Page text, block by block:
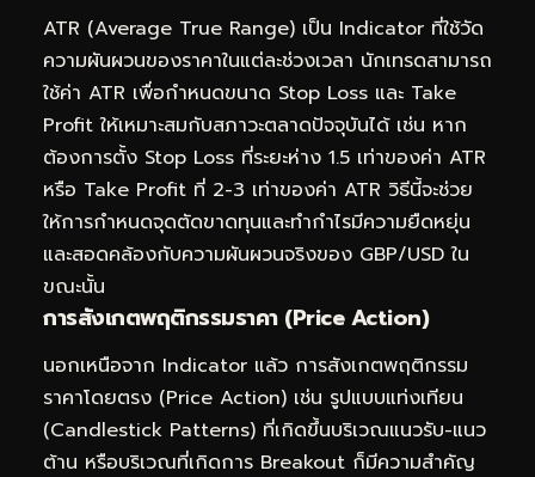
ATR (Average True Range) เป็น Indicator ที่ใช้วัด
ความผันผวนของราคาในแต่ละช่วงเวลา นักเทรดสามารถ
ใช้ค่า ATR เพื่อกำหนดขนาด Stop Loss และ Take
Profit ให้เหมาะสมกับสภาวะตลาดปัจจุบันได้ เช่น หาก
ต้องการตั้ง Stop Loss ที่ระยะห่าง 1.5 เท่าของค่า ATR
หรือ Take Profit ที่ 2-3 เท่าของค่า ATR วิธีนี้จะช่วย
ให้การกำหนดจุดตัดขาดทุนและทำกำไรมีความยืดหยุ่น
และสอดคล้องกับความผันผวนจริงของ GBP/USD ใน
ขณะนั้น
การสังเกตพฤติกรรมราคา (Price Action)
นอกเหนือจาก Indicator แล้ว การสังเกตพฤติกรรม
ราคาโดยตรง (Price Action) เช่น รูปแบบแท่งเทียน
(Candlestick Patterns) ที่เกิดขึ้นบริเวณแนวรับ-แนว
ต้าน หรือบริเวณที่เกิดการ Breakout ก็มีความสำคัญ